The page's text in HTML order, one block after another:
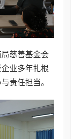
慈善基金会
业多年扎根
责任担当。